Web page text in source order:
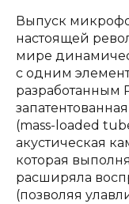
Выпуск
настоящей
мире
с одним
разработанным
(mass-loaded
акустическая
которая
расширяла
(позволяя